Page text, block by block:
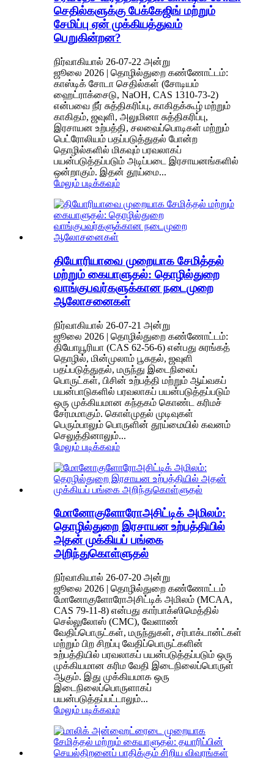
செதில்களுக்கு பேக்கேஜிங் மற்றும்
சேமிப்பு ஏன் முக்கியத்துவம்
பெறுகின்றன?
நிர்வாகியால் 26-07-22 அன்று
ஜூலை 2026 | தொழில்துறை கண்ணோட்டம்:
காஸ்டிக் சோடா செதில்கள் (சோடியம்
ஹைட்ராக்சைடு, NaOH, CAS 1310-73-2)
என்பவை நீர் சுத்திகரிப்பு, காகிதக்கூழ் மற்றும்
காகிதம், ஜவுளி, அலுமினா சுத்திகரிப்பு,
இரசாயன உற்பத்தி, சலவைப்பொடிகள் மற்றும்
பெட்ரோலியம் பதப்படுத்துதல் போன்ற
தொழில்களில் மிகவும் பரவலாகப்
பயன்படுத்தப்படும் அடிப்படை இரசாயனங்களில்
ஒன்றாகும். இதன் தூய்மை...
மேலும் படிக்கவும்
தியோரியாவை முறையாக சேமித்தல்
மற்றும் கையாளுதல்: தொழில்துறை
வாங்குபவர்களுக்கான நடைமுறை
ஆலோசனைகள்
நிர்வாகியால் 26-07-21 அன்று
ஜூலை 2026 | தொழில்துறை கண்ணோட்டம்:
தியோயூரியா (CAS 62-56-6) என்பது சுரங்கத்
தொழில், மின்முலாம் பூசுதல், ஜவுளி
பதப்படுத்துதல், மருந்து இடைநிலைப்
பொருட்கள், பிசின் உற்பத்தி மற்றும் ஆய்வகப்
பயன்பாடுகளில் பரவலாகப் பயன்படுத்தப்படும்
ஒரு முக்கியமான கந்தகம் கொண்ட கரிமச்
சேர்மமாகும். கொள்முதல் முடிவுகள்
பெரும்பாலும் பொருளின் தூய்மையில் கவனம்
செலுத்தினாலும்...
மேலும் படிக்கவும்
மோனோகுளோரோஅசிட்டிக் அமிலம்:
தொழில்துறை இரசாயன உற்பத்தியில்
அதன் முக்கியப் பங்கை
அறிந்துகொள்ளுதல்
நிர்வாகியால் 26-07-20 அன்று
ஜூலை 2026 | தொழில்துறை கண்ணோட்டம்
மோனோகுளோரோஅசிட்டிக் அமிலம் (MCAA,
CAS 79-11-8) என்பது கார்பாக்ஸிமெத்தில்
செல்லுலோஸ் (CMC), வேளாண்
வேதிப்பொருட்கள், மருந்துகள், சர்பாக்டான்ட்கள்
மற்றும் பிற சிறப்பு வேதிப்பொருட்களின்
உற்பத்தியில் பரவலாகப் பயன்படுத்தப்படும் ஒரு
முக்கியமான கரிம வேதி இடைநிலைப்பொருள்
ஆகும். இது முக்கியமாக ஒரு
இடைநிலைப்பொருளாகப்
பயன்படுத்தப்பட்டாலும்...
மேலும் படிக்கவும்